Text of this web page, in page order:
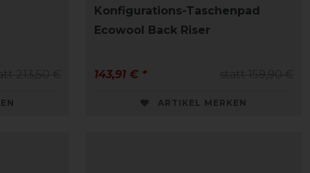
Konfigurations-Taschenpad
Ecowool Back Riser
143,91 € *
ARTIKEL MERKEN